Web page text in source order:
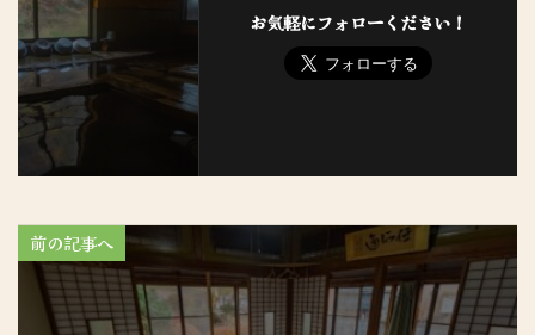
お気軽にフォローください！
前の記事へ